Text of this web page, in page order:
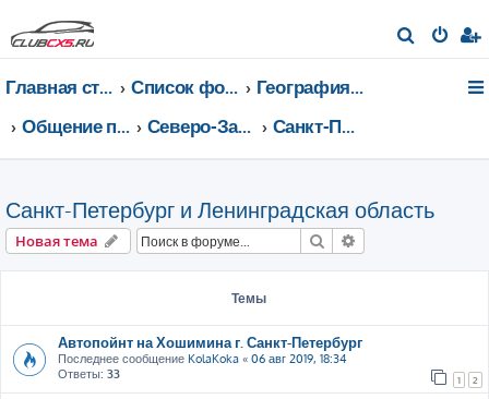
о
Главная страница Список форумов
География Клуба CX-5 CLUB
Общение по регионам
Северо-Западный федеральный округ Санкт-Петербург и Ленинградская область
Санкт-Петербург и Ленинградская область
Новая тема Поиск
Темы
Автопойнт на Хошимина г. Санкт-Петербург
Последнее сообщение KolaKoka « 06 авг 2019, 18:34
Ответы: 33 1 2